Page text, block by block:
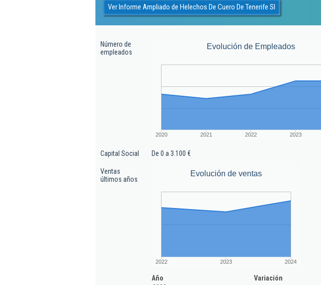
Ver Informe Ampliado de Helechos De Cuero De Tenerife Sl
Número de
empleados
Evolución de Empleados
2020 2021 2022 2023
Capital Social De 0 a 3.100 €
Ventas
últimos años
Evolución de ventas
2022 2023 2024
Año
Variación